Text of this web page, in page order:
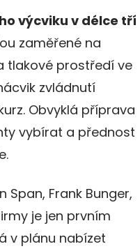
výcviku v délce tří
zaměřené na
tlakové prostředí ve
zvládnutí
Obvyklá příprava
vybírat a přednost
Frank Bunger,
je jen prvním
v plánu nabízet